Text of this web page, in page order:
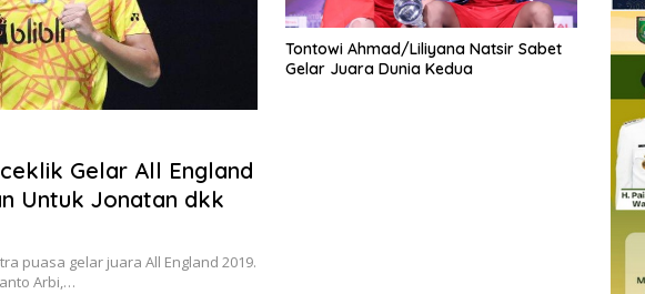
Gelar All England
Untuk Jonatan dkk
puasa gelar juara All England 2019.
Arbi,…
Tontowi Ahmad/Liliyana Natsir Sabet
Gelar Juara Dunia Kedua